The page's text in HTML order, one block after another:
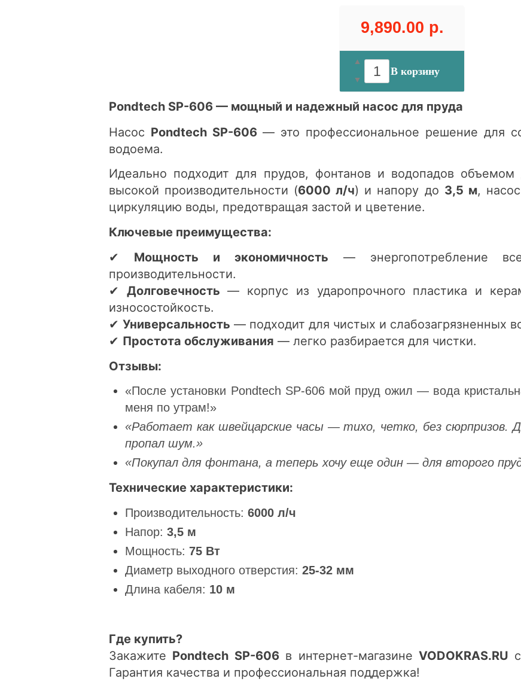
9,890.00 р.
В корзину
Pondtech SP-606 — мощный и надежный насос для пруда
Насос Pondtech SP-606 — это профессиональное решение для
водоема.
Идеально подходит для прудов, фонтанов и водопадов объемом
высокой производительности (6000 л/ч) и напору до 3,5 м,
циркуляцию воды, предотвращая застой и цветение.
Ключевые преимущества:
✔ Мощность и экономичность — энергопотребление
производительности.
✔ Долговечность — корпус из ударопрочного пластика и
износостойкость.
✔ Универсальность — подходит для чистых и слабозагрязненных
✔ Простота обслуживания — легко разбирается для чистки.
Отзывы:
«После установки Pondtech SP-606 мой пруд ожил — вода
меня по утрам!»
«Работает как швейцарские часы — тихо, четко, без сюрпризов.
пропал шум.»
«Покупал для фонтана, а теперь хочу еще один — для второго
Технические характеристики:
Производительность:6000 л/ч
Напор:3,5 м
Мощность:75 Вт
Диаметр выходного отверстия:25-32 мм
Длина кабеля: 10 м
Где купить?
Закажите Pondtech SP-606 в интернет-магазинеVODOKRAS.RU
Гарантия качества и профессиональная поддержка!